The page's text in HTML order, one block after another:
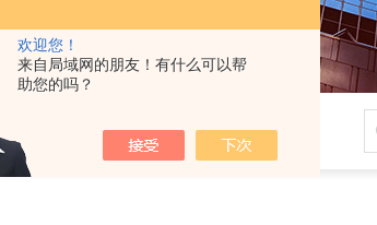
欢迎您！
来自局域网的朋友！有什么可以帮
助您的吗？